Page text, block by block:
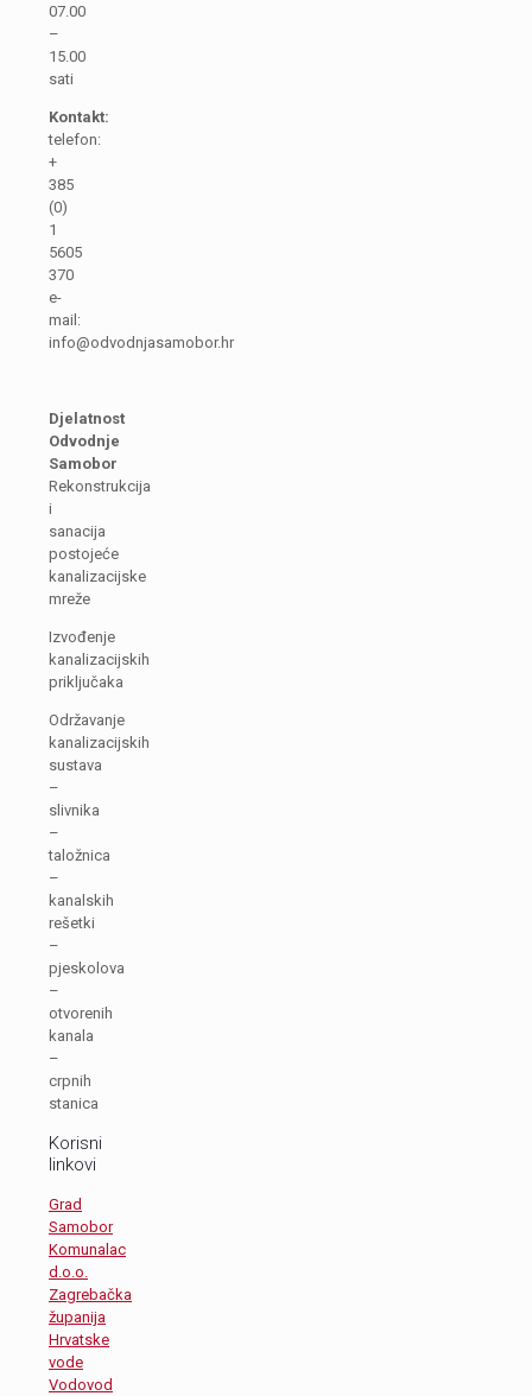
07.00
–
15.00
sati
Kontakt:
telefon:
+
385
(0)
1
5605
370
e-
mail:
info@odvodnjasamobor.hr
Djelatnost
Odvodnje
Samobor
Rekonstrukcija
i
sanacija
postojeće
kanalizacijske
mreže
Izvođenje
kanalizacijskih
priključaka
Održavanje
kanalizacijskih
sustava
–
slivnika
–
taložnica
–
kanalskih
rešetki
–
pjeskolova
–
otvorenih
kanala
–
crpnih
stanica
Korisni
linkovi
Grad
Samobor
Komunalac
d.o.o.
Zagrebačka
županija
Hrvatske
vode
Vodovod